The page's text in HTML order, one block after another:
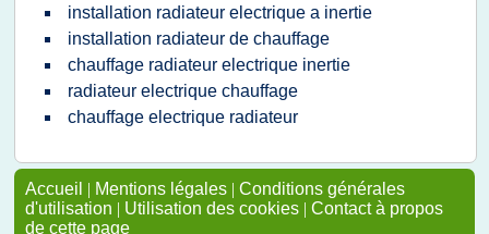
installation radiateur electrique a inertie
installation radiateur de chauffage
chauffage radiateur electrique inertie
radiateur electrique chauffage
chauffage electrique radiateur
Accueil | Mentions légales | Conditions générales
d'utilisation | Utilisation des cookies | Contact à propos
de cette page